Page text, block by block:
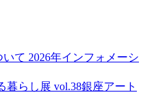
て 2026年インフォメーシ
暮らし展 vol.38銀座アート